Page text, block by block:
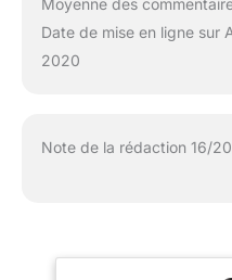
Moyenne des
Date de mise en ligne sur
2020
Note de la rédaction 16/20